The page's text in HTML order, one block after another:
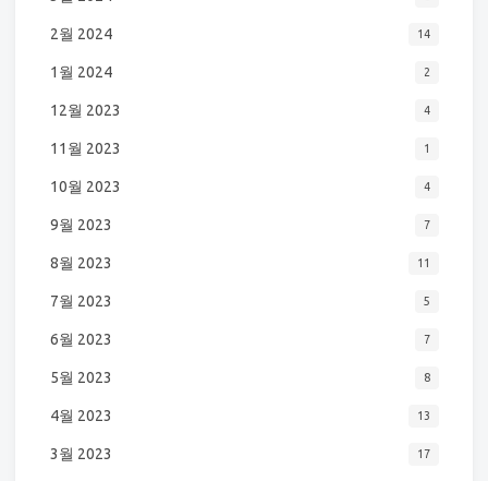
2월 2024 14
1월 2024 2
12월 2023 4
11월 2023 1
10월 2023 4
9월 2023 7
8월 2023 11
7월 2023 5
6월 2023 7
5월 2023 8
4월 2023 13
3월 2023 17